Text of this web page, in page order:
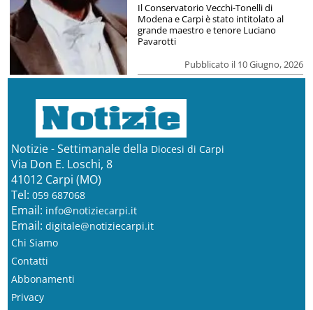
Pubblicato il 10 Giugno, 2026
Il Conservatorio Vecchi-Tonelli di
Modena e Carpi è stato intitolato al
grande maestro e tenore Luciano
Pavarotti
Notizie - Settimanale della Diocesi di Carpi
Via Don E. Loschi, 8
41012 Carpi (MO)
Tel: 059 687068
Email: info@notiziecarpi.it
Email: digitale@notiziecarpi.it
Chi Siamo
Contatti
Abbonamenti
Privacy